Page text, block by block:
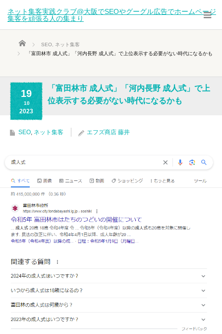
ネット集客実践クラブ@大阪でSEOやグーグル広告でホームページ
集客を頑張る人の集まり
ホーム SEO,
ネット集客
「富田林市 成人式」「河内長野 成人式」で上位表示する必要がない時代になるかも
19
10
2023
「富田林市 成人式」「河内長野 成人式」で上
位表示する必要がない時代になるかも
SEO, ネット集客 エフズ商店 藤井